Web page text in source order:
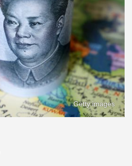
Getty images